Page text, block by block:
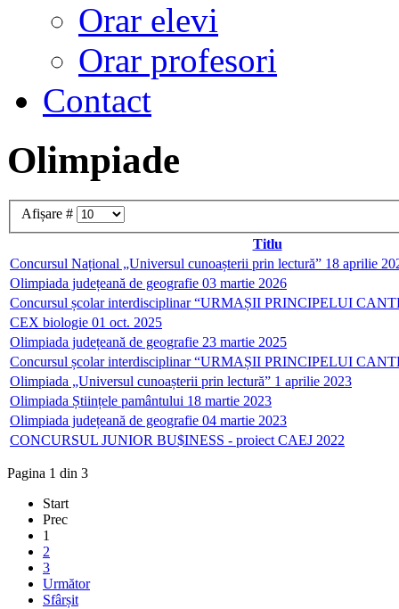
Orar elevi
Orar profesori
Contact
Olimpiade
Afișare #
Titlu
Concursul Național „Universul cunoașterii prin lectură” 18 aprilie
Olimpiada județeană de geografie 03 martie 2026
Concursul școlar interdisciplinar “URMAȘII PRINCIPELUI
CEX biologie 01 oct. 2025
Olimpiada județeană de geografie 23 martie 2025
Concursul școlar interdisciplinar “URMAȘII PRINCIPELUI
Olimpiada „Universul cunoașterii prin lectură” 1 aprilie 2023
Olimpiada Științele pamântului 18 martie 2023
Olimpiada județeană de geografie 04 martie 2023
CONCURSUL JUNIOR BU$INESS - proiect CAEJ 2022
Pagina 1 din 3
Start
Prec
1
2
3
Următor
Sfârșit